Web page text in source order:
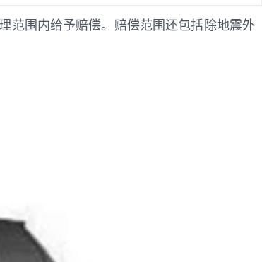
范围内给予赔偿。赔偿范围还包括除地震外